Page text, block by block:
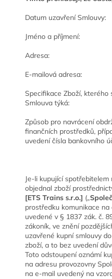
Datum uzavření Smlouvy:
Jméno a příjmení:
Adresa:
E-mailová adresa:
Specifikace Zboží, kterého
Smlouva týká:
Způsob pro navrácení
finančních prostředků,
uvedení čísla bankovního
Je-li kupující
objednal zboží
[ETS Trains s.r.o.] („
prostředku komunikace
uvedené v § 1837 zák. č.
zákoník, ve znění
uzavřené kupní smlouvy
zboží, a to bez uvedení
Toto odstoupení oznámí
na adresu provozovny
na e-mail uvedený na